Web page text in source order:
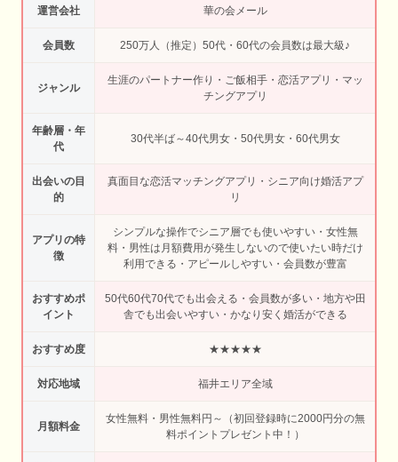
運営会社 華の会メール
会員数 250万人（推定）50代・60代の会員数は最大級♪
ジャンル
生涯のパートナー作り・ご飯相手・恋活アプリ・マッ
チングアプリ
年齢層・年
代
30代半ば～40代男女・50代男女・60代男女
出会いの目
的
真面目な恋活マッチングアプリ・シニア向け婚活アプ
リ
アプリの特
徴
シンプルな操作でシニア層でも使いやすい・女性無
料・男性は月額費用が発生しないので使いたい時だけ
利用できる・アピールしやすい・会員数が豊富
おすすめポ
イント
50代60代70代でも出会える・会員数が多い・地方や田
舎でも出会いやすい・かなり安く婚活ができる
おすすめ度 ★★★★★
対応地域 福井エリア全域
月額料金
女性無料・男性無料円～（初回登録時に2000円分の無
料ポイントプレゼント中！）